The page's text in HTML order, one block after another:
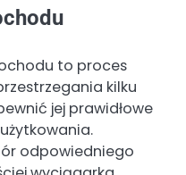
to proces
kilku
jej prawidłowe
odpowiedniego